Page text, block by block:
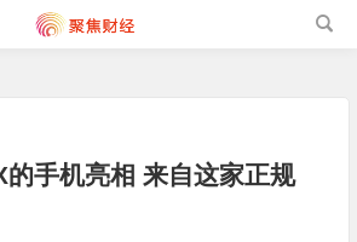
手机亮相 来自这家正规